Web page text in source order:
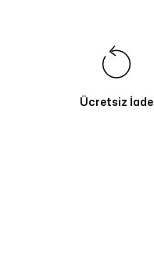
Ücretsiz İade